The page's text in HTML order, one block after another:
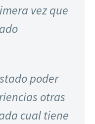
vez que
poder
otras
cual tiene